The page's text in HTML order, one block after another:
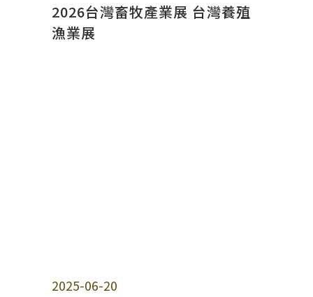
2026台灣畜牧產業展 台灣養殖
漁業展
2025-06-20